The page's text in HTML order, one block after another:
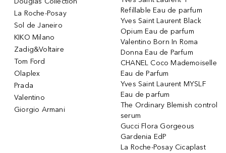
La Roche-Posay
Sol de Janeiro
KIKO Milano
Zadig&Voltaire
Tom Ford
Olaplex
Prada
Valentino
Giorgio Armani
Refillable Eau de parfum
Yves Saint Laurent Black
Opium Eau de parfum
Valentino Born In Roma
Donna Eau de Parfum
CHANEL Coco Mademoiselle
Eau de Parfum
Yves Saint Laurent MYSLF
Eau de parfum
The Ordinary Blemish control
serum
Gucci Flora Gorgeous
Gardenia EdP
La Roche-Posay Cicaplast